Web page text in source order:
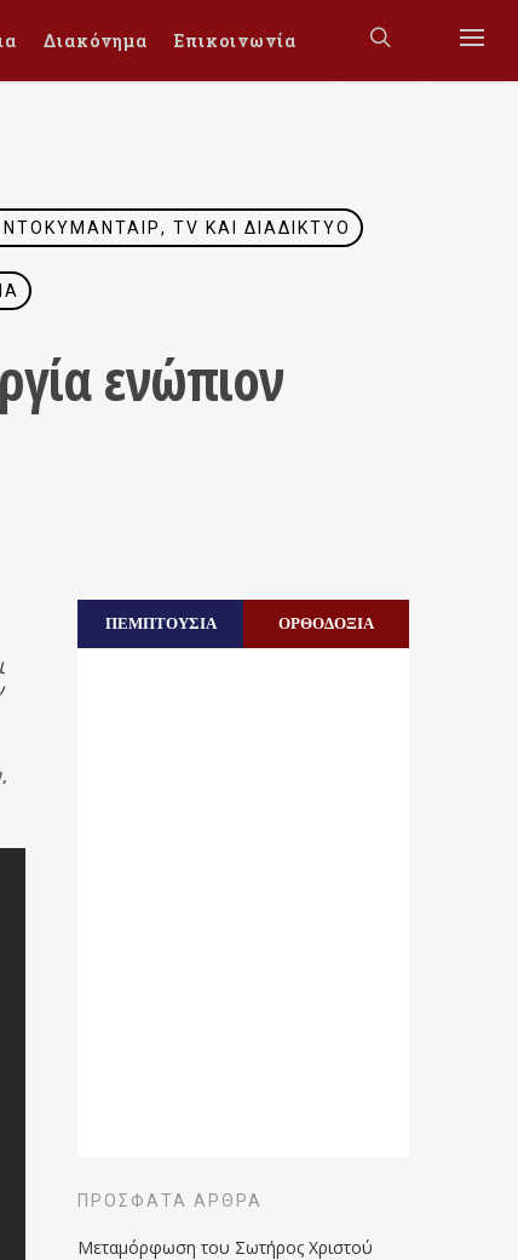
Διακόνημα Επικοινωνία
TV ΚΑΙ ΔΙΑΔΊΚΤΥΟ
ενώπιον
ΠΕΜΠΤΟΥΣΙΑ ΟΡΘΟΔΟΞΙΑ
ΠΡΌΣΦΑΤΑ ΆΡΘΡΑ
Μεταμόρφωση του Σωτήρος Χριστού